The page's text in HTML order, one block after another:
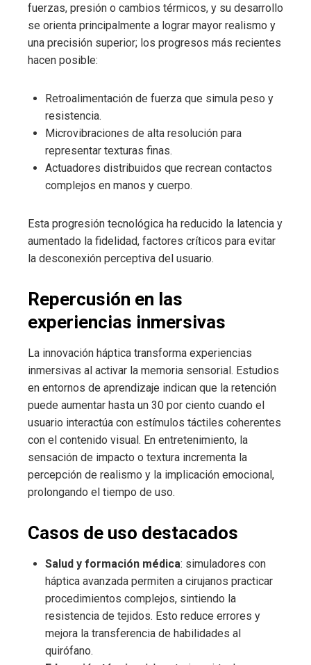
fuerzas, presión o cambios térmicos, y su desarrollo
se orienta principalmente a lograr mayor realismo y
una precisión superior; los progresos más recientes
hacen posible:
Retroalimentación de fuerza que simula peso y
resistencia.
Microvibraciones de alta resolución para
representar texturas finas.
Actuadores distribuidos que recrean contactos
complejos en manos y cuerpo.
Esta progresión tecnológica ha reducido la latencia y
aumentado la fidelidad, factores críticos para evitar
la desconexión perceptiva del usuario.
Repercusión en las
experiencias inmersivas
La innovación háptica transforma experiencias
inmersivas al activar la memoria sensorial. Estudios
en entornos de aprendizaje indican que la retención
puede aumentar hasta un 30 por ciento cuando el
usuario interactúa con estímulos táctiles coherentes
con el contenido visual. En entretenimiento, la
sensación de impacto o textura incrementa la
percepción de realismo y la implicación emocional,
prolongando el tiempo de uso.
Casos de uso destacados
Salud y formación médica: simuladores con
háptica avanzada permiten a cirujanos practicar
procedimientos complejos, sintiendo la
resistencia de tejidos. Esto reduce errores y
mejora la transferencia de habilidades al
quirófano.